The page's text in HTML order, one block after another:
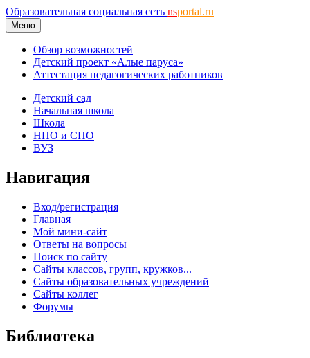
Образовательная социальная сеть nsportal.ru
Меню
Обзор возможностей
Детский проект «Алые паруса»
Аттестация педагогических работников
Детский сад
Начальная школа
Школа
НПО и СПО
ВУЗ
Навигация
Вход/регистрация
Главная
Мой мини-сайт
Ответы на вопросы
Поиск по сайту
Сайты классов, групп, кружков...
Сайты образовательных учреждений
Сайты коллег
Форумы
Библиотека